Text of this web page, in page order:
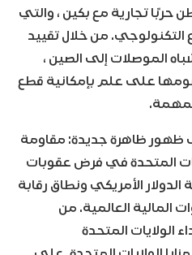
واشنطن حربًا تجارية مع بكين ، والتي
التكنولوجي. من خلال تقييد
الموصلات إلى الصين ،
على علم بإمكانية قطع
ظهور ظاهرة جديدة: مقاومة
المتحدة في فرض عقوبات
الأمريكي ونطاق رقابة
المالية العالمية. من
الولايات المتحدة